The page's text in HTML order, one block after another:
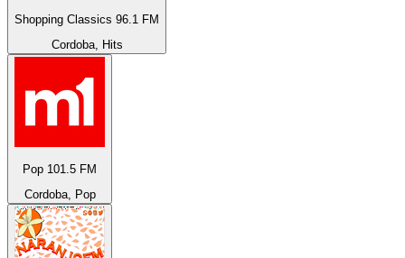
Shopping Classics 96.1 FM
Cordoba, Hits
Pop 101.5 FM
Cordoba, Pop